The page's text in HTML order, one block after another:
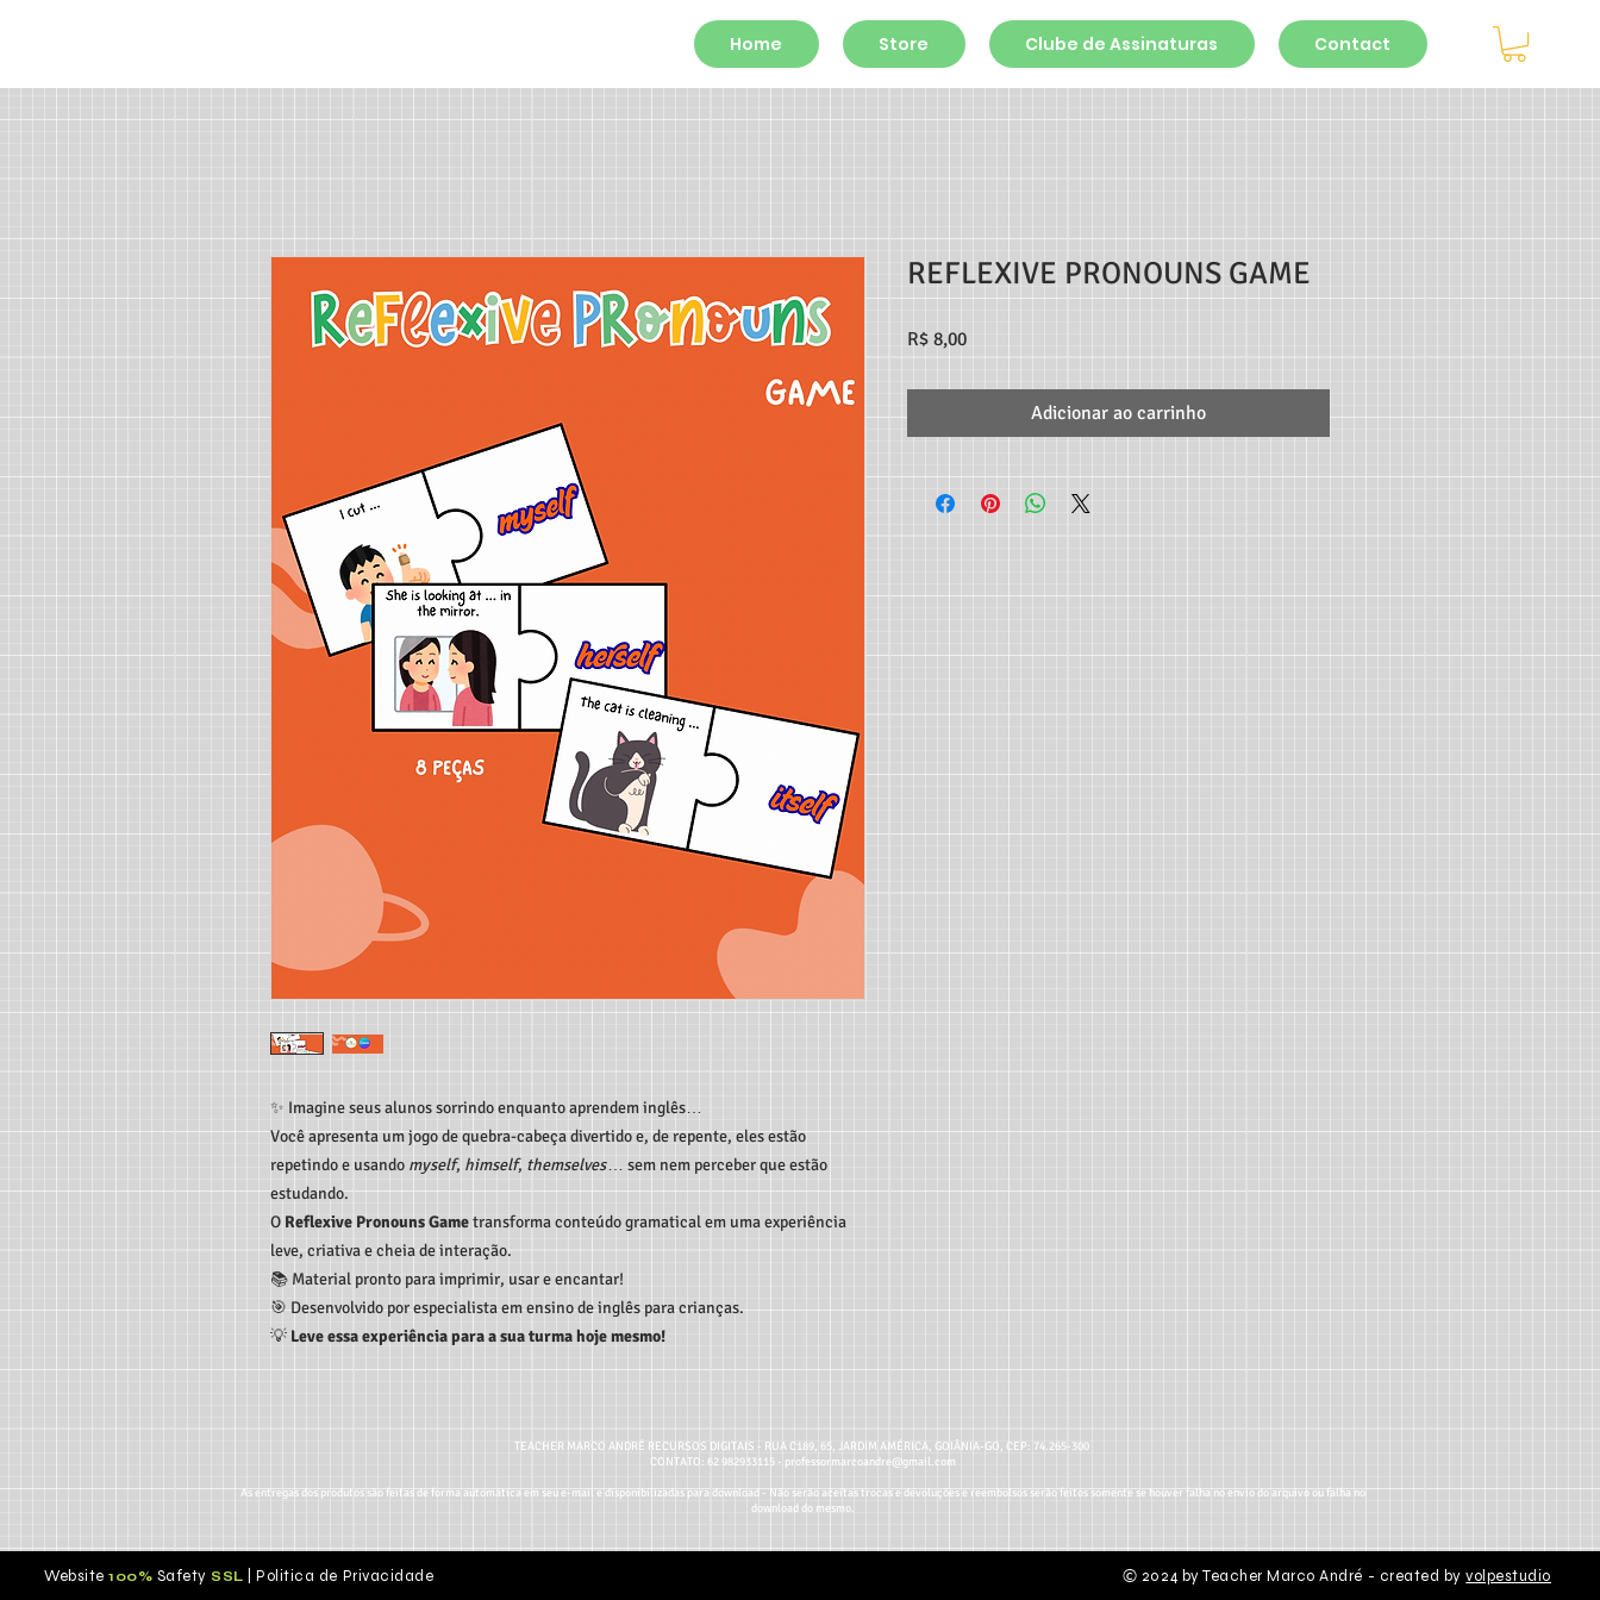
Home Store Clube de Assinaturas Contact
✨ Imagine seus alunos sorrindo enquanto aprendem inglês…
Você apresenta um jogo de quebra-cabeça divertido e, de repente, eles estão
repetindo e usando myself, himself, themselves… sem nem perceber que estão
estudando.
O Reflexive Pronouns Gametransforma conteúdo gramatical em uma experiência
leve, criativa e cheia de interação.
📚 Material pronto para imprimir, usar e encantar!
🎯 Desenvolvido por especialista em ensino de inglês para crianças.
💡 Leve essa experiência para a sua turma hoje mesmo!
REFLEXIVE PRONOUNS GAME
R$ 8,00Preço
Adicionar ao carrinho
TEACHER MARCO ANDRÉ RECURSOS DIGITAIS - RUA C189, 65, JARDIM AMÉRICA, GOIÂNIA-GO, CEP: 74.265-300
CONTATO: 62 982933115 - professormarcoandre@gmail.com
As entregas dos produtos são feitas de forma automática em seu e-mail e disponibilizadas para download - Não serão aceitas trocas e devoluções e reembolsos serão feitos somente se houver falha no envio do arquivo ou falha no
download do mesmo.
Website100% SafetySSL |Politica de Privacidade © 2024 by Teacher Marco André - created byvolpestudio